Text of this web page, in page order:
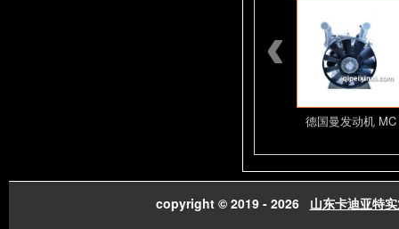
德国曼发动机 MC
copyright © 2019 - 2026 山东卡迪亚特